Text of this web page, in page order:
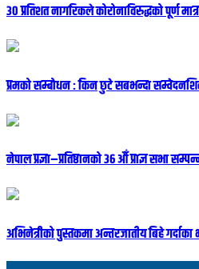
३० प्रतिशत नागरिकले कोरोनाविरुद्धको पूर्ण
प्रमको सम्बोधन : किन छुटे सबभन्दा
नेपाल प्रज्ञा–प्रतिष्ठानको ३६ औँ प्राज्ञ सभा
अभिनेत्रीको पुस्तकमा अन्तरजातीय बिहे गर्दाका